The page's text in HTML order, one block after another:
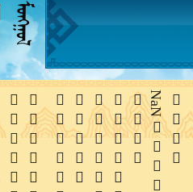
 


